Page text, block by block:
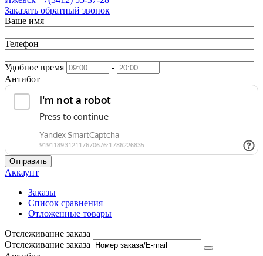
Заказать обратный звонок
Ваше имя
Телефон
Удобное время
-
Антибот
Отправить
Аккаунт
Заказы
Список сравнения
Отложенные товары
Отслеживание заказа
Отслеживание заказа